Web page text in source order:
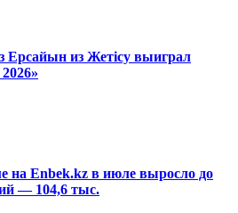
Ерсайын из Жетісу выиграл
на Enbek.kz в июле выросло до
— 104,6 тыс.